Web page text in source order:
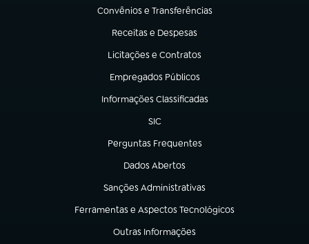
Convênios e Transferências
(abre em nova aba)
Receitas e Despesas
(abre em nova aba)
Licitações e Contratos
(abre em nova aba)
Empregados Públicos
(abre em nova aba)
Informações Classificadas
(abre em nova aba)
SIC
(abre em nova aba)
Perguntas Frequentes
(abre em nova aba)
Dados Abertos
(abre em nova aba)
Sanções Administrativas
(abre em nova aba)
Ferramentas e Aspectos Tecnológicos
(abre em nova aba)
Outras Informações
(abre em nova aba)